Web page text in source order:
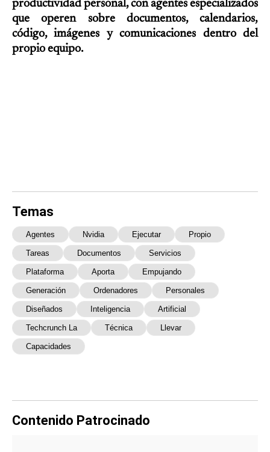
productividad personal, con agentes especializados
que operen sobre documentos, calendarios,
código, imágenes y comunicaciones dentro del
propio equipo.
Temas
Agentes Nvidia Ejecutar Propio
Tareas Documentos Servicios
Plataforma Aporta Empujando
Generación Ordenadores Personales
Diseñados Inteligencia Artificial
Techcrunch La Técnica Llevar
Capacidades
Contenido Patrocinado